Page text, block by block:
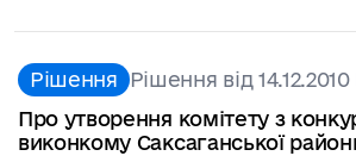
Рішення Рішення від
Про утворення комітету з
виконкому Саксаганської